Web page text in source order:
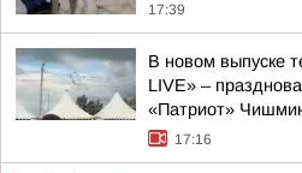
17:39
В новом выпуске
LIVE» –
«Патриот»
17:16